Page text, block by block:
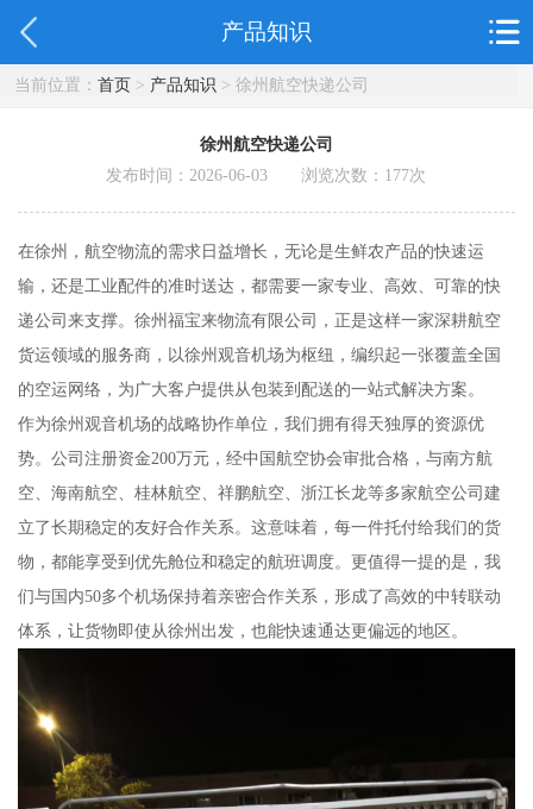
产品知识
当前位置： 首页> 产品知识 > 徐州航空快递公司
徐州航空快递公司
发布时间：2026-06-03 浏览次数： 177次
在徐州，航空物流的需求日益增长，无论是生鲜农产品的快速运
输，还是工业配件的准时送达，都需要一家专业、高效、可靠的快
递公司来支撑。徐州福宝来物流有限公司，正是这样一家深耕航空
货运领域的服务商，以徐州观音机场为枢纽，编织起一张覆盖全国
的空运网络，为广大客户提供从包装到配送的一站式解决方案。
作为徐州观音机场的战略协作单位，我们拥有得天独厚的资源优
势。公司注册资金200万元，经中国航空协会审批合格，与南方航
空、海南航空、桂林航空、祥鹏航空、浙江长龙等多家航空公司建
立了长期稳定的友好合作关系。这意味着，每一件托付给我们的货
物，都能享受到优先舱位和稳定的航班调度。更值得一提的是，我
们与国内50多个机场保持着亲密合作关系，形成了高效的中转联动
体系，让货物即使从徐州出发，也能快速通达更偏远的地区。